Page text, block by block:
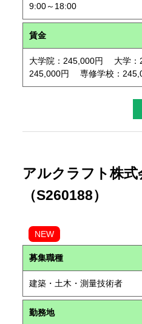
9:00～18:00
賃金
大学院：245,000円 大学
245,000円 専修学校：
アルクラフト株式
（S260188）
NEW
募集職種
建築・土木・測量技術者
勤務地